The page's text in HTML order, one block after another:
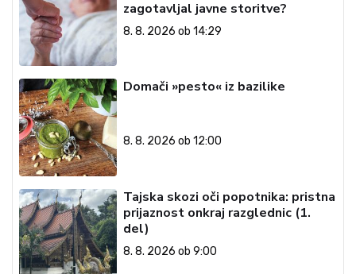
zagotavljal javne storitve?
8. 8. 2026 ob 14:29
Domači »pesto« iz bazilike
8. 8. 2026 ob 12:00
Tajska skozi oči popotnika: pristna
prijaznost onkraj razglednic (1.
del)
8. 8. 2026 ob 9:00